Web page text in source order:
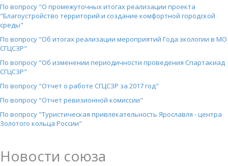
По вопросу "О промежуточных итогах реализации проекта
"Благоустройство территорий и создание комфортной городской
среды"
По вопросу "Об итогах реализации мероприятий Года экологии в МО
СГЦСЗР"
По вопросу "Об изменении периодичности проведения Спартакиад
СГЦСЗР"
По вопросу "Отчет о работе СГЦСЗР за 2017 год"
По вопросу "Отчет ревизионной комиссии"
По вопросу "Туристическая привлекательность Ярославля - центра
Золотого кольца России"
Новости союза